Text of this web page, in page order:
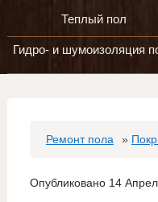
Теплый пол
Гидро- и шумоизоляция
Ремонт пола »
Опубликовано 14